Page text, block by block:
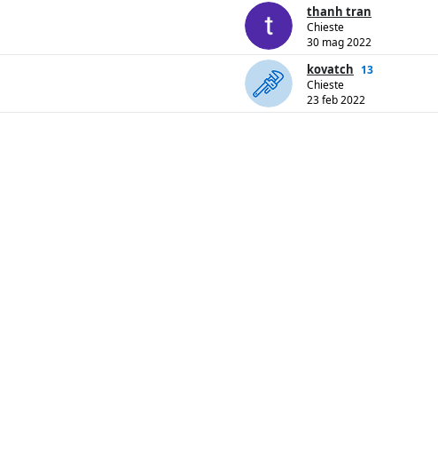
thanh tran
Chieste
30 mag 2022
kovatch 13
Chieste
23 feb 2022